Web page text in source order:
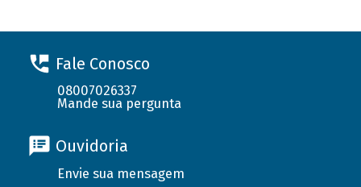
Fale Conosco
08007026337
Mande sua pergunta
Ouvidoria
Envie sua mensagem